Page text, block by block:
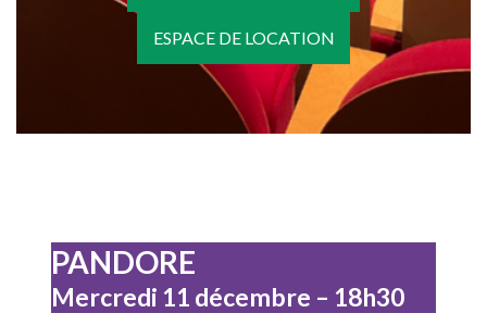
ESPACE DE LOCATION
PANDORE
Mercredi 11 décembre – 18h30